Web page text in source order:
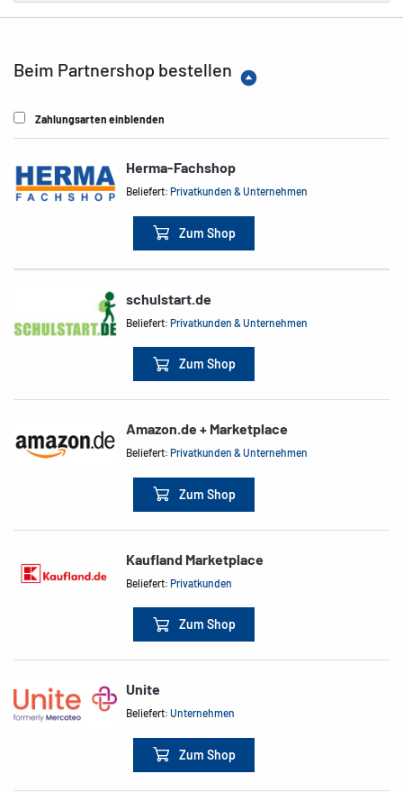
Beim Partnershop bestellen
Zahlungsarten einblenden
Herma-Fachshop
Beliefert:Privatkunden & Unternehmen
Zum Shop
schulstart.de
Beliefert:Privatkunden & Unternehmen
Zum Shop
Amazon.de + Marketplace
Beliefert:Privatkunden & Unternehmen
Zum Shop
Kaufland Marketplace
Beliefert:Privatkunden
Zum Shop
Unite
Beliefert:Unternehmen
Zum Shop